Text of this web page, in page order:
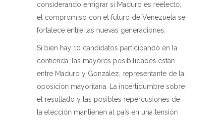
considerando emigrar si Maduro es reelecto,
el compromiso con el futuro de Venezuela se
fortalece entre las nuevas generaciones.
Si bien hay 10 candidatos participando en la
contienda, las mayores posibilidades están
entre Maduro y González, representante de la
oposición mayoritaria. La incertidumbre sobre
el resultado y las posibles repercusiones de
la elección mantienen al país en una tensión